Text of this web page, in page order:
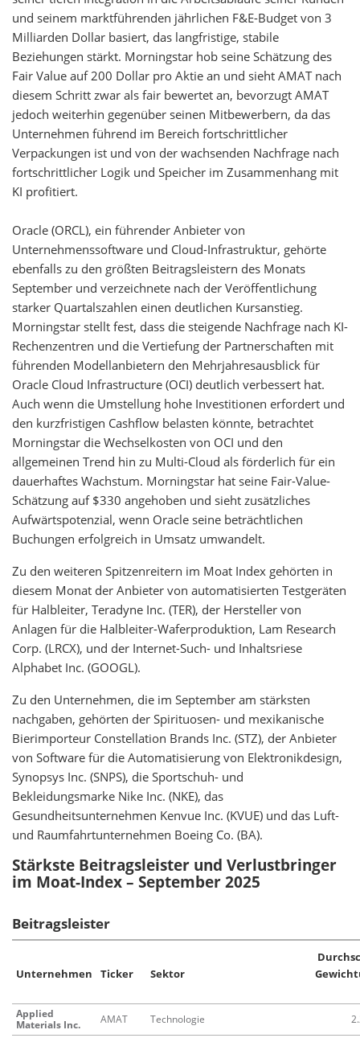
und seinem marktführenden jährlichen F&E-Budget von 3
Milliarden Dollar basiert, das langfristige, stabile
Beziehungen stärkt. Morningstar hob seine Schätzung des
Fair Value auf 200 Dollar pro Aktie an und sieht AMAT nach
diesem Schritt zwar als fair bewertet an, bevorzugt AMAT
jedoch weiterhin gegenüber seinen Mitbewerbern, da das
Unternehmen führend im Bereich fortschrittlicher
Verpackungen ist und von der wachsenden Nachfrage nach
fortschrittlicher Logik und Speicher im Zusammenhang mit
KI profitiert.
Oracle (ORCL), ein führender Anbieter von
Unternehmenssoftware und Cloud-Infrastruktur, gehörte
ebenfalls zu den größten Beitragsleistern des Monats
September und verzeichnete nach der Veröffentlichung
starker Quartalszahlen einen deutlichen Kursanstieg.
Morningstar stellt fest, dass die steigende Nachfrage nach KI-
Rechenzentren und die Vertiefung der Partnerschaften mit
führenden Modellanbietern den Mehrjahresausblick für
Oracle Cloud Infrastructure (OCI) deutlich verbessert hat.
Auch wenn die Umstellung hohe Investitionen erfordert und
den kurzfristigen Cashflow belasten könnte, betrachtet
Morningstar die Wechselkosten von OCI und den
allgemeinen Trend hin zu Multi-Cloud als förderlich für ein
dauerhaftes Wachstum. Morningstar hat seine Fair-Value-
Schätzung auf $330 angehoben und sieht zusätzliches
Aufwärtspotenzial, wenn Oracle seine beträchtlichen
Buchungen erfolgreich in Umsatz umwandelt.
Zu den weiteren Spitzenreitern im Moat Index gehörten in
diesem Monat der Anbieter von automatisierten Testgeräten
für Halbleiter, Teradyne Inc. (TER), der Hersteller von
Anlagen für die Halbleiter-Waferproduktion, Lam Research
Corp. (LRCX), und der Internet-Such- und Inhaltsriese
Alphabet Inc. (GOOGL).
Zu den Unternehmen, die im September am stärksten
nachgaben, gehörten der Spirituosen- und mexikanische
Bierimporteur Constellation Brands Inc. (STZ), der Anbieter
von Software für die Automatisierung von Elektronikdesign,
Synopsys Inc. (SNPS), die Sportschuh- und
Bekleidungsmarke Nike Inc. (NKE), das
Gesundheitsunternehmen Kenvue Inc. (KVUE) und das Luft-
und Raumfahrtunternehmen Boeing Co. (BA).
Stärkste Beitragsleister und Verlustbringer
im Moat-Index – September 2025
Beitragsleister
Unternehmen Ticker Sektor
Applied
Materials Inc.
AMAT Technologie